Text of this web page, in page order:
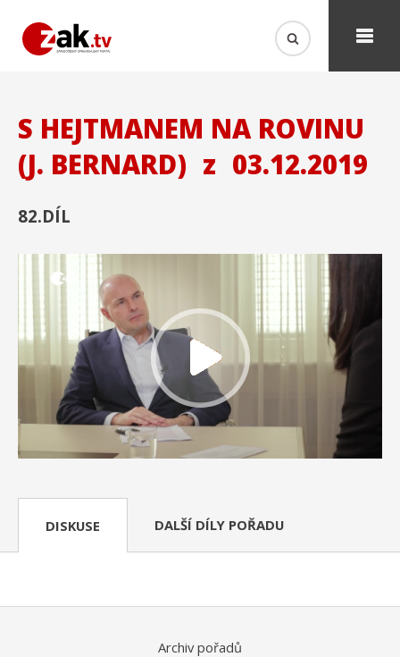
S HEJTMANEM NA ROVINU
(J. BERNARD) z 03.12.2019
82.DÍL
DISKUSE DALŠÍ DÍLY POŘADU
Archiv pořadů